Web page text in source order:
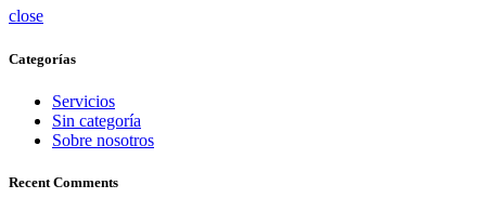
close
Categorías
Servicios
Sin categoría
Sobre nosotros
Recent Comments